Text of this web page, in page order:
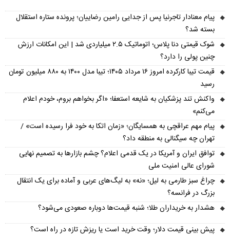
پیام معنادار تاجرنیا پس از جدایی رامین رضاییان؛ پرونده ستاره استقلال
بسته شد؟
شوک قیمتی دنا پلاس؛ اتوماتیک ۲.۵ میلیاردی شد | این امکانات ارزش
چنین پولی را دارد؟
قیمت تیبا کارکرده امروز ۱۶ مرداد ۱۴۰۵؛ تیبا مدل ۱۴۰۰ به ۸۸۰ میلیون تومان
رسید
واکنش تند پزشکیان به شایعه استعفا؛ «اگر بخواهم بروم، خودم اعلام
می‌کنم»
پیام مهم عراقچی به همسایگان؛ «زمان اتکا به خود فرا رسیده است» /
تهران چه سیگنالی به منطقه داد؟
توافق ایران و آمریکا در یک قدمی اعلام؟ چشم بازارها به تصمیم نهایی
شورای عالی امنیت ملی
چراغ سبز طارمی به لیل؛ «نه» به لیگ‌های عربی و آماده برای یک انتقال
بزرگ در فرانسه؟
هشدار به خریداران طلا؛ شنبه قیمت‌ها دوباره صعودی می‌شود؟
پیش‌ بینی قیمت دلار؛ وقت خرید است یا ریزش تازه در راه است؟